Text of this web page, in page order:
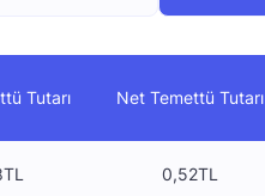
Tutarı Net Temettü Tutarı
0,52TL